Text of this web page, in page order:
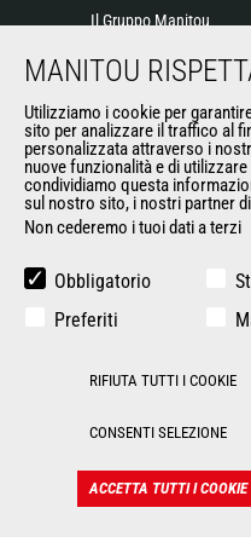
Il Gruppo Manitou
Informazioni legali
Eventi
News
Storia
General Terms and
ALTRI SITI DEL GRUPPO
Gruppo Manitou
L'usato di Manitou
Gehl
CONTATTO
MANITOU
Utilizziamo i cookie per
sito per analizzare il traffico al
personalizzata attraverso i
nuove funzionalità e di
condividiamo questa
sul nostro sito, i nostri partner
Non cederemo i tuoi dati a terzi
Obbligatorio
Preferiti
RIFIUTA TUTTI I COOKIE
CONSENTI SELEZIONE
ACCETTA TUTTI I COOKIE